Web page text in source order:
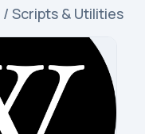
/ Scripts & Utilities